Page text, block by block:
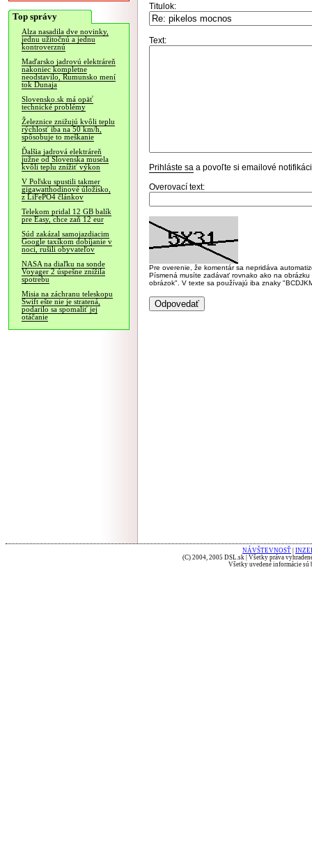
Top správy
Alza nasadila dve novinky,
jednu užitočnú a jednu
kontroverznú
Maďarsko jadrovú elektráreň
nakoniec kompletne
neodstavilo, Rumunsko mení
tok Dunaja
Slovensko.sk má opäť
technické problémy
Železnice znižujú kvôli teplu
rýchlosť iba na 50 km/h,
spôsobuje to meškanie
Ďalšia jadrová elektráreň
južne od Slovenska musela
kvôli teplu znížiť výkon
V Poľsku spustili takmer
gigawatthodinové úložisko,
z LiFePO4 článkov
Telekom pridal 12 GB balík
pre Easy, chce zaň 12 eur
Súd zakázal samojazdiacim
Google taxíkom dobíjanie v
noci, rušili obyvateľov
NASA na diaľku na sonde
Voyager 2 úspešne znížila
spotrebu
Misia na záchranu teleskopu
Swift ešte nie je stratená,
podarilo sa spomaliť jej
otáčanie
Titulok:
Text:
Prihláste sa a povoľte si emailové
Overovací text:
Pre overenie, že komentár sa nepridáva
Písmená musíte zadávať rovnako ako na
obrázok". V texte sa používajú iba znaky
NÁVŠTEVNOSŤ
(C) 2004, 2005 DSL.sk | Všetky práva
Všetky uvedené informácie sú